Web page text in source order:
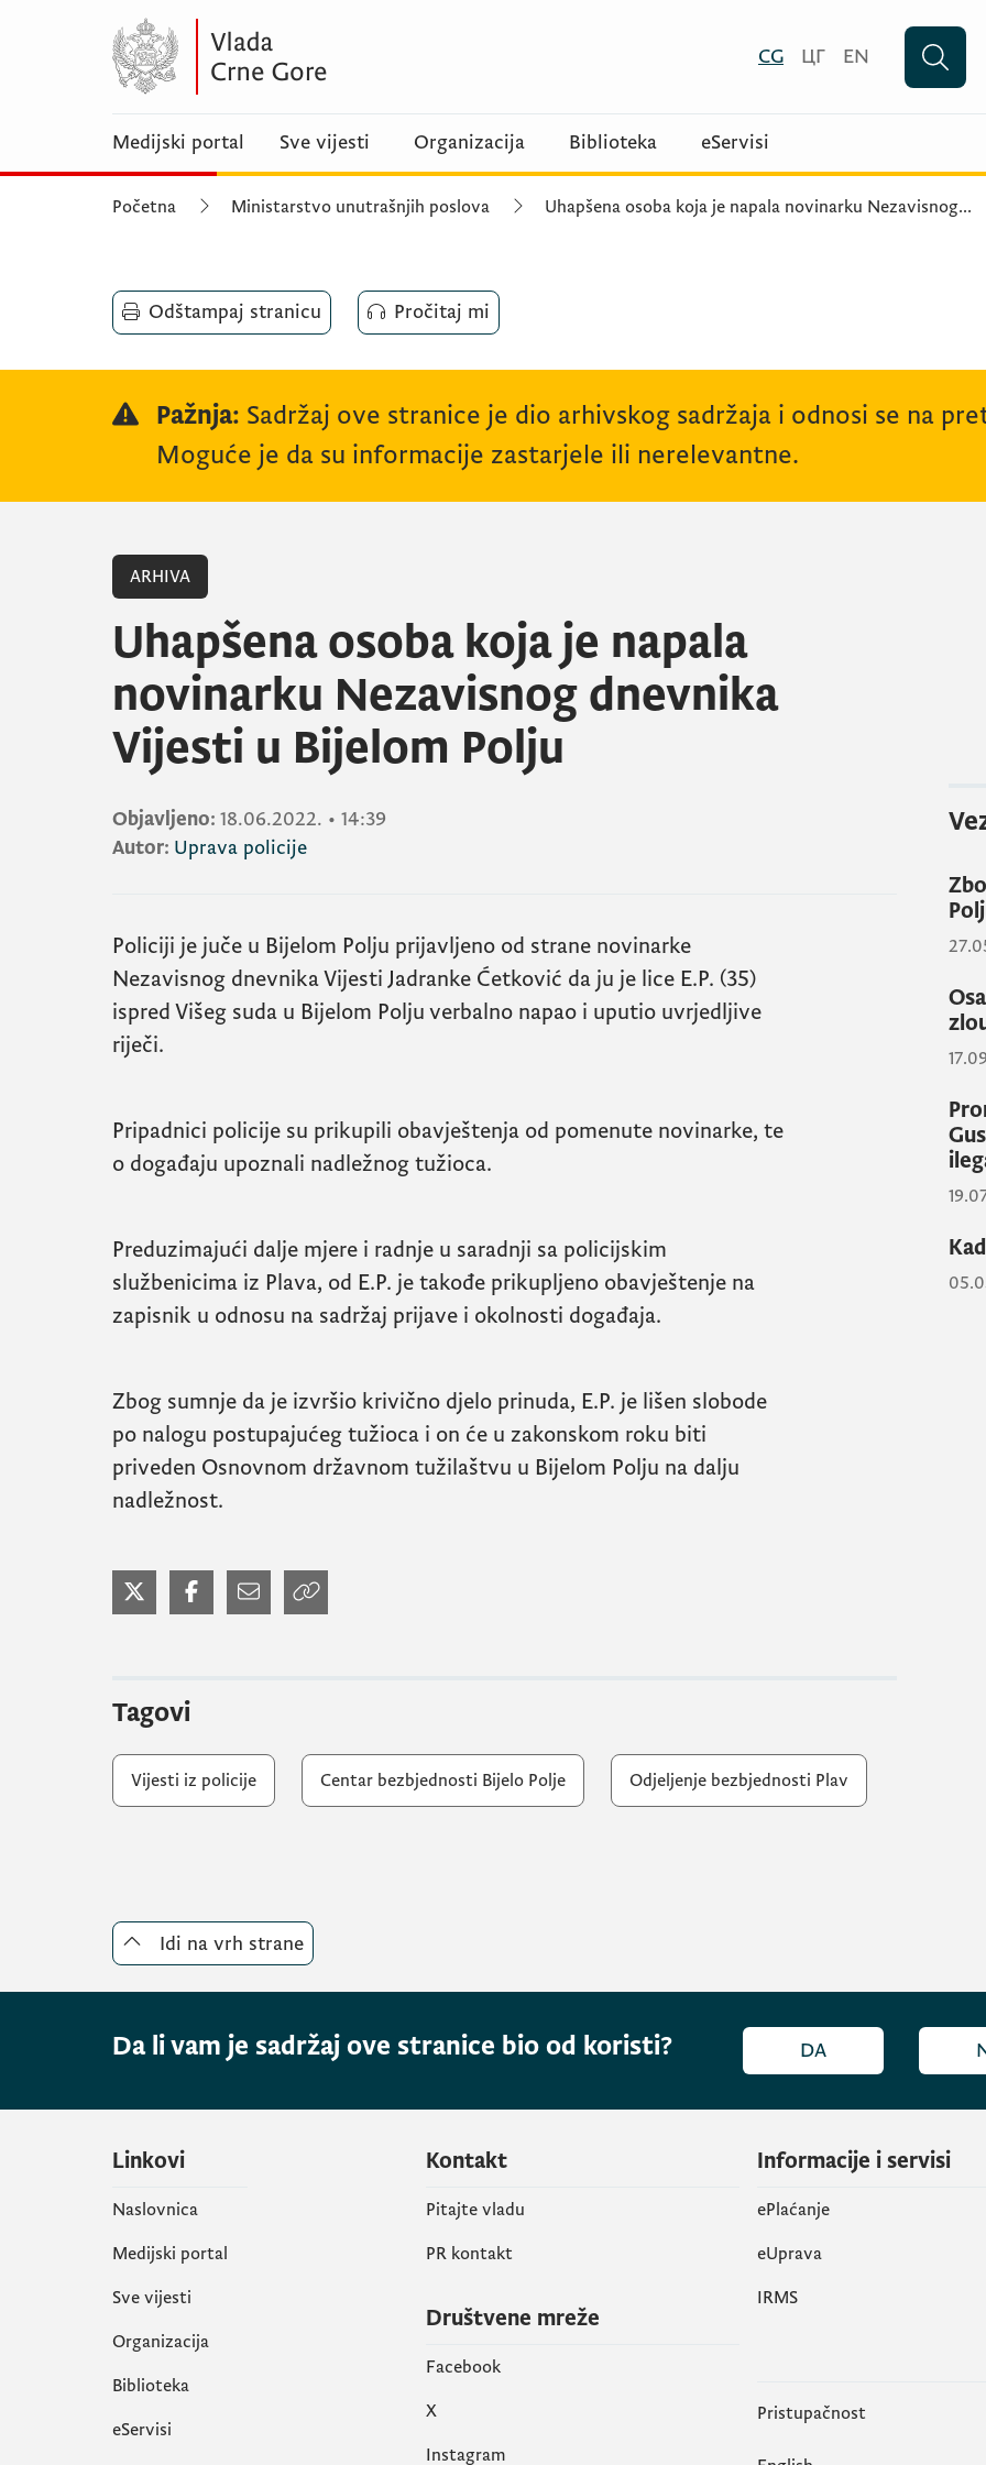
CG ЦГ EN
Medijski portal Sve vijesti Organizacija Biblioteka eServisi
Početna Ministarstvo unutrašnjih poslova Uhapšena osoba koja je napala novinarku Nezavisnog...
Odštampaj stranicu Pročitaj mi
Pažnja: Sadržaj ove stranice je dio arhivskog sadržaja i odnosi se na
Moguće je da su informacije zastarjele ili nerelevantne.
ARHIVA
Uhapšena osoba koja je napala
novinarku Nezavisnog dnevnika
Vijesti u Bijelom Polju
Objavljeno: 18.06.2022. • 14:39
Autor: Uprava policije
Policiji je juče u Bijelom Polju prijavljeno od strane novinarke
Nezavisnog dnevnika Vijesti Jadranke Ćetković da ju je lice E.P. (35)
ispred Višeg suda u Bijelom Polju verbalno napao i uputio uvrjedljive
riječi.
Pripadnici policije su prikupili obavještenja od pomenute novinarke, te
o događaju upoznali nadležnog tužioca.
Preduzimajući dalje mjere i radnje u saradnji sa policijskim
službenicima iz Plava, od E.P. je takođe prikupljeno obavještenje na
zapisnik u odnosu na sadržaj prijave i okolnosti događaja.
Zbog sumnje da je izvršio krivično djelo prinuda, E.P. je lišen slobode
po nalogu postupajućeg tužioca i on će u zakonskom roku biti
priveden Osnovnom državnom tužilaštvu u Bijelom Polju na dalju
nadležnost.
Tagovi
Vijesti iz policije Centar bezbjednosti Bijelo Polje Odjeljenje bezbjednosti Plav
Idi na vrh strane
Da li vam je sadržaj ove stranice bio od koristi? DA
Linkovi
Naslovnica
Medijski portal
Sve vijesti
Organizacija
Biblioteka
eServisi
Kontakt
Pitajte vladu
PR kontakt
Društvene mreže
Facebook
X
Instagram
Informacije i servisi
ePlaćanje
eUprava
IRMS
Pristupačnost